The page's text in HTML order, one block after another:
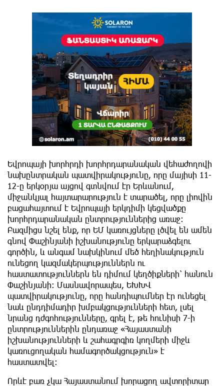
Եվրոպայի խորհրդի խորհրդարանական վեհաժողովի
նախընտրական պատվիրակությունը, որը մայիսի 11-
12-ը երկօրյա այցով գտնվում էր Երևանում,
միջանկյալ հայտարարություն է տարածել, որը լիովին
բացահայտում է Եվրոպայի երկդիմի կեցվածքը
խորհրդարանական ընտրություններից առաջ։
Բազմիցս նշել ենք, որ ԵՄ կառույցները լծվել են ամեն
գնով Փաշինյանի իշխանությունը երկարաձգելու
գործին, և անգամ նախկինում մեծ հեղինակություն
ունեցող կազմակերպություններն ու
հաստատություններն են դիմում կեղծիքների՝ հանուն
Փաշինյանի։ Մասնավորապես, ԵԽԽՎ
պատվիրակությունը, որը հանդիպումներ էր ունեցել
նաև ընդդիմադիր խմբակցությունների հետ, լսել
նրանց դժգոհությունները, գրել է, թե հունիսի 7-ի
ընտրություններին ընդառաջ «Հայաստանի
իշխանությունների և շահագրգիռ կողմերի միջև
կառուցողական համագործակցություն» է
հաստատվել։
Որևէ բառ չկա Հայաստանում խորացող ավտորիտար